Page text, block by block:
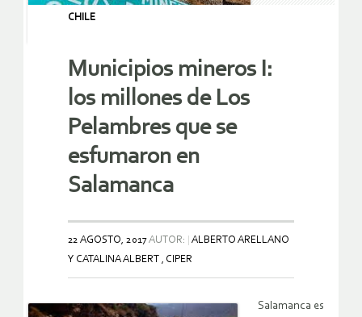
CHILE
Municipios mineros I:
los millones de Los
Pelambres que se
esfumaron en
Salamanca
22 AGOSTO, 2017AUTOR:
ALBERTO ARELLANO
Y CATALINA ALBERT , CIPER
Salamanca es